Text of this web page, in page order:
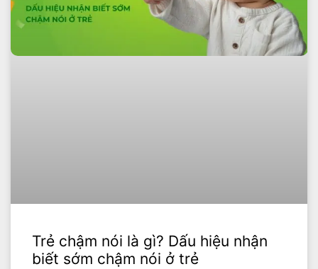
Trẻ chậm nói là gì? Dấu hiệu nhận
biết sớm chậm nói ở trẻ